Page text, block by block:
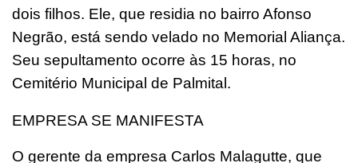
dois filhos. Ele, que residia no bairro Afonso
Negrão, está sendo velado no Memorial Aliança.
Seu sepultamento ocorre às 15 horas, no
Cemitério Municipal de Palmital.
EMPRESA SE MANIFESTA
O gerente da empresa Carlos Malagutte, que